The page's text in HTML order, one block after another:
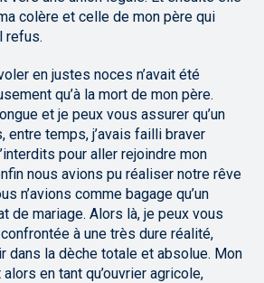
colère et celle de mon père qui
refus.
en justes noces n’avait été
qu’à la mort de mon père.
et je peux vous assurer qu’un
entre temps, j’avais failli braver
pour aller rejoindre mon
nous avions pu réaliser notre rêve
n’avions comme bagage qu’un
de mariage. Alors là, je peux vous
à une très dure réalité,
dans la dèche totale et absolue. Mon
en tant qu’ouvrier agricole,